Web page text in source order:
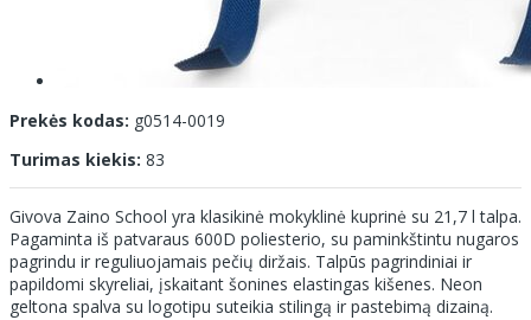
Prekės kodas: g0514-0019
Turimas kiekis: 83
Givova Zaino School yra klasikinė mokyklinė kuprinė su 21,7 l talpa.
Pagaminta iš patvaraus 600D poliesterio, su paminkštintu nugaros
pagrindu ir reguliuojamais pečių diržais. Talpūs pagrindiniai ir
papildomi skyreliai, įskaitant šonines elastingas kišenes. Neon
geltona spalva su logotipu suteikia stilingą ir pastebimą dizainą.